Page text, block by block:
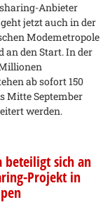
Anbieter
jetzt auch in der
Modemetropole
an den Start. In der
ab sofort 150
Mitte September
werden.
beteiligt sich an
Projekt in